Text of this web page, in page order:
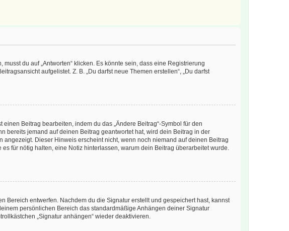
du auf „Antworten“ klicken. Es könnte sein, dass eine Registrierung
aufgelistet. Z. B. „Du darfst neue Themen erstellen“, „Du darfst
Beitrag bearbeiten, indem du das „Ändere Beitrag“-Symbol für den
bereits jemand auf deinen Beitrag geantwortet hat, wird dein Beitrag in der
Dieser Hinweis erscheint nicht, wenn noch niemand auf deinen Beitrag
für nötig halten, eine Notiz hinterlassen, warum dein Beitrag überarbeitet wurde.
entwerfen. Nachdem du die Signatur erstellt und gespeichert hast, kannst
persönlichen Bereich das standardmäßige Anhängen deiner Signatur
„Signatur anhängen“ wieder deaktivieren.